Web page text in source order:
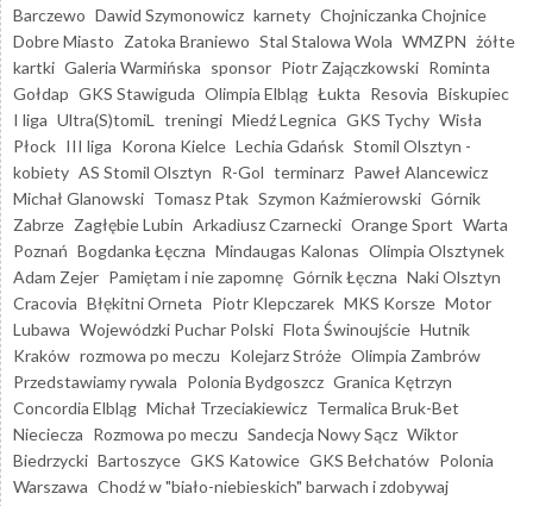
Barczewo Dawid Szymonowicz karnety Chojniczanka Chojnice
Dobre Miasto Zatoka Braniewo Stal Stalowa Wola WMZPN żółte
kartki Galeria Warmińska sponsor Piotr Zajączkowski Rominta
Gołdap GKS Stawiguda Olimpia Elbląg Łukta Resovia Biskupiec
I liga Ultra(S)tomiL treningi Miedź Legnica GKS Tychy Wisła
Płock III liga Korona Kielce Lechia Gdańsk Stomil Olsztyn -
kobiety AS Stomil Olsztyn R-Gol terminarz Paweł Alancewicz
Michał Glanowski Tomasz Ptak Szymon Kaźmierowski Górnik
Zabrze Zagłębie Lubin Arkadiusz Czarnecki Orange Sport Warta
Poznań Bogdanka Łęczna Mindaugas Kalonas Olimpia Olsztynek
Adam Zejer Pamiętam i nie zapomnę Górnik Łęczna Naki Olsztyn
Cracovia Błękitni Orneta Piotr Klepczarek MKS Korsze Motor
Lubawa Wojewódzki Puchar Polski Flota Świnoujście Hutnik
Kraków rozmowa po meczu Kolejarz Stróże Olimpia Zambrów
Przedstawiamy rywala Polonia Bydgoszcz Granica Kętrzyn
Concordia Elbląg Michał Trzeciakiewicz Termalica Bruk-Bet
Nieciecza Rozmowa po meczu Sandecja Nowy Sącz Wiktor
Biedrzycki Bartoszyce GKS Katowice GKS Bełchatów Polonia
Warszawa Chodź w "biało-niebieskich" barwach i zdobywaj